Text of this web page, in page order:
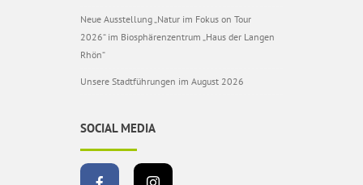
Neue Ausstellung „Natur im Fokus on Tour
2026“ im Biosphärenzentrum „Haus der Langen
Rhön“
Unsere Stadtführungen im August 2026
SOCIAL MEDIA